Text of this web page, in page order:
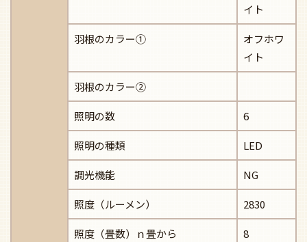
イト
羽根のカラー①
オフホワ
イト
羽根のカラー②
照明の数 6
照明の種類 LED
調光機能 NG
照度（ルーメン） 2830
照度（畳数）ｎ畳から 8